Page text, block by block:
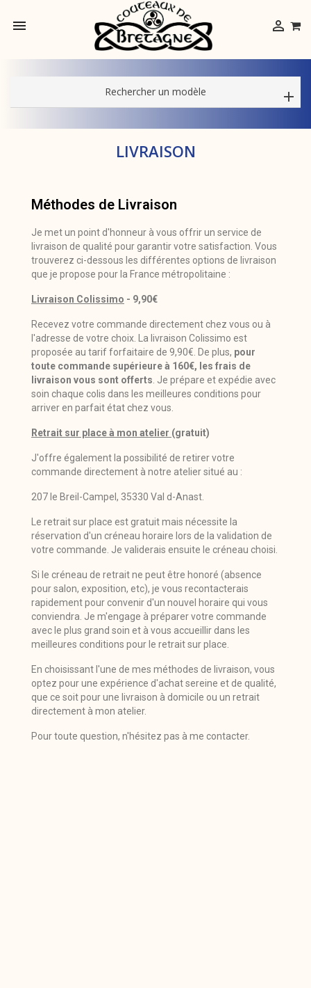
 
Rechercher un modèle
LIVRAISON
Méthodes de Livraison
Je met un point d'honneur à vous offrir un service de
livraison de qualité pour garantir votre satisfaction. Vous
trouverez ci-dessous les différentes options de livraison
que je propose pour la France métropolitaine :
Livraison Colissimo - 9,90€
Recevez votre commande directement chez vous ou à
l'adresse de votre choix. La livraison Colissimo est
proposée au tarif forfaitaire de 9,90€. De plus, pour
toute commande supérieure à 160€, les frais de
livraison vous sont offerts . Je prépare et expédie avec
soin chaque colis dans les meilleures conditions pour
arriver en parfait état chez vous.
Retrait sur place à mon atelier (gratuit)
J'offre également la possibilité de retirer votre
commande directement à notre atelier situé au :
207 le Breil-Campel, 35330 Val d-Anast.
Le retrait sur place est gratuit mais nécessite la
réservation d'un créneau horaire lors de la validation de
votre commande. Je validerais ensuite le créneau choisi.
Si le créneau de retrait ne peut être honoré (absence
pour salon, exposition, etc), je vous recontacterais
rapidement pour convenir d'un nouvel horaire qui vous
conviendra. Je m'engage à préparer votre commande
avec le plus grand soin et à vous accueillir dans les
meilleures conditions pour le retrait sur place.
En choisissant l'une de mes méthodes de livraison, vous
optez pour une expérience d'achat sereine et de qualité,
que ce soit pour une livraison à domicile ou un retrait
directement à mon atelier.
Pour toute question, n'hésitez pas à me contacter.